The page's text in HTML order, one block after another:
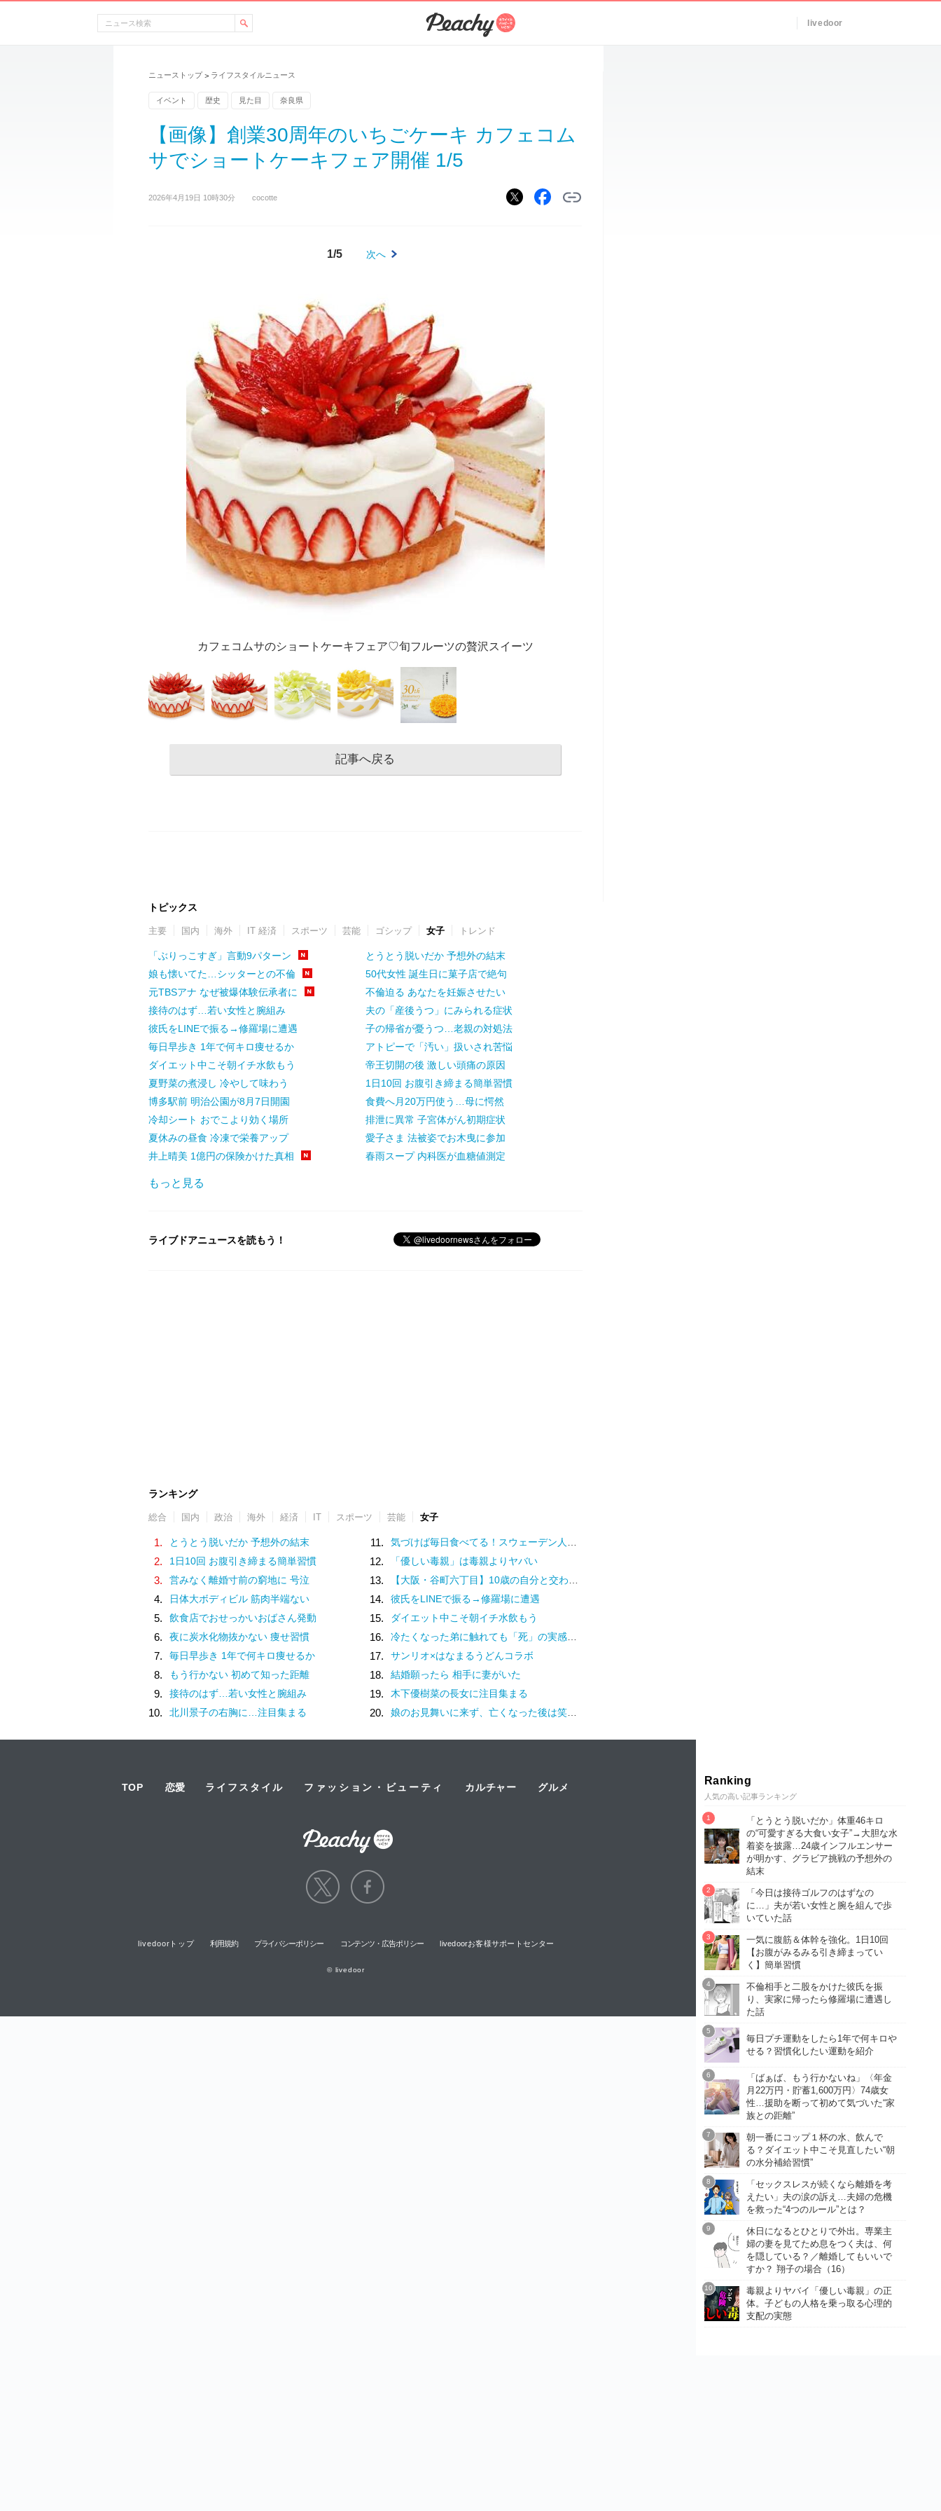
livedoor
ニューストップ > ライフスタイルニュース
イベント 歴史 見た目 奈良県
【画像】創業30周年のいちごケーキ カフェコム
サでショートケーキフェア開催 1/5
2026年4月19日 10時30分 cocotte
1/5 次へ
カフェコムサのショートケーキフェア♡旬フルーツの贅沢スイーツ
記事へ戻る
トピックス
主要 国内 海外 IT 経済 スポーツ 芸能 ゴシップ 女子 トレンド
「ぶりっこすぎ」言動9パターン
娘も懐いてた…シッターとの不倫
元TBSアナ なぜ被爆体験伝承者に
接待のはず…若い女性と腕組み
彼氏をLINEで振る→修羅場に遭遇
毎日早歩き 1年で何キロ痩せるか
ダイエット中こそ朝イチ水飲もう
夏野菜の煮浸し 冷やして味わう
博多駅前 明治公園が8月7日開園
冷却シート おでこより効く場所
夏休みの昼食 冷凍で栄養アップ
井上晴美 1億円の保険かけた真相
とうとう脱いだか 予想外の結末
50代女性 誕生日に菓子店で絶句
不倫迫る あなたを妊娠させたい
夫の「産後うつ」にみられる症状
子の帰省が憂うつ…老親の対処法
アトピーで「汚い」扱いされ苦悩
帝王切開の後 激しい頭痛の原因
1日10回 お腹引き締まる簡単習慣
食費へ月20万円使う…母に愕然
排泄に異常 子宮体がん初期症状
愛子さま 法被姿でお木曳に参加
春雨スープ 内科医が血糖値測定
もっと見る
ライブドアニュースを読もう！
ランキング
総合 国内 政治 海外 経済 IT スポーツ 芸能 女子
1. とうとう脱いだか 予想外の結末
2. 1日10回 お腹引き締まる簡単習慣
3. 営みなく離婚寸前の窮地に 号泣
4. 日体大ボディビル 筋肉半端ない
5. 飲食店でおせっかいおばさん発動
6. 夜に炭水化物抜かない 痩せ習慣
7. 毎日早歩き 1年で何キロ痩せるか
8. もう行かない 初めて知った距離
9. 接待のはず…若い女性と腕組み
10. 北川景子の右胸に…注目集まる
11. 気づけば毎日食べてる！スウェーデン人漫画家がリピートし続ける日本の定番食
12. 「優しい毒親」は毒親よりヤバい
13. 【大阪・谷町六丁目】10歳の自分と交わした約束。名店での猛修業を経てオープンした「ma journée（マジョルネ）」が提案する、日常に寄り添うフランス菓子
14. 彼氏をLINEで振る→修羅場に遭遇
15. ダイエット中こそ朝イチ水飲もう
16. 冷たくなった弟に触れても「死」の実感がなかった姉。納棺の時に現実を突きつけられて
17. サンリオ×はなまるうどんコラボ
18. 結婚願ったら 相手に妻がいた
19. 木下優樹菜の長女に注目集まる
20. 娘のお見舞いに来ず、亡くなった後は笑顔を浮かべる母親。冷たすぎる態度に、一つの疑惑が頭をよぎる…／ナース漫画
Ranking
人気の高い記事ランキング
「とうとう脱いだか」体重46キロ
の“可愛すぎる大食い女子”→大胆な水
着姿を披露…24歳インフルエンサー
が明かす、グラビア挑戦の予想外の
結末
「今日は接待ゴルフのはずなの
に…」夫が若い女性と腕を組んで歩
いていた話
一気に腹筋＆体幹を強化。1日10回
【お腹がみるみる引き締まってい
く】簡単習慣
不倫相手と二股をかけた彼氏を振
り、実家に帰ったら修羅場に遭遇し
た話
毎日プチ運動をしたら1年で何キロや
せる？習慣化したい運動を紹介
「ばぁば、もう行かないね」〈年金
月22万円・貯蓄1,600万円〉74歳女
性…援助を断って初めて気づいた“家
族との距離”
朝一番にコップ１杯の水、飲んで
る？ダイエット中こそ見直したい“朝
の水分補給習慣”
「セックスレスが続くなら離婚を考
えたい」夫の涙の訴え…夫婦の危機
を救った“4つのルール”とは？
休日になるとひとりで外出。専業主
婦の妻を見てため息をつく夫は、何
を隠している？／離婚してもいいで
すか？ 翔子の場合（16）
毒親よりヤバイ「優しい毒親」の正
体。子どもの人格を乗っ取る心理的
支配の実態
TOP 恋愛 ライフスタイル ファッション・ビューティ カルチャー グルメ
livedoorトップ 利用規約 プライバシーポリシー コンテンツ・広告ポリシー livedoorお客様サポートセンター
© livedoor